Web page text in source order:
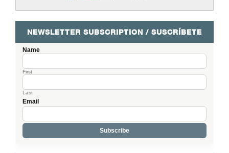
NEWSLETTER SUBSCRIPTION / SUSCRÍBETE
Name
First
Last
Email